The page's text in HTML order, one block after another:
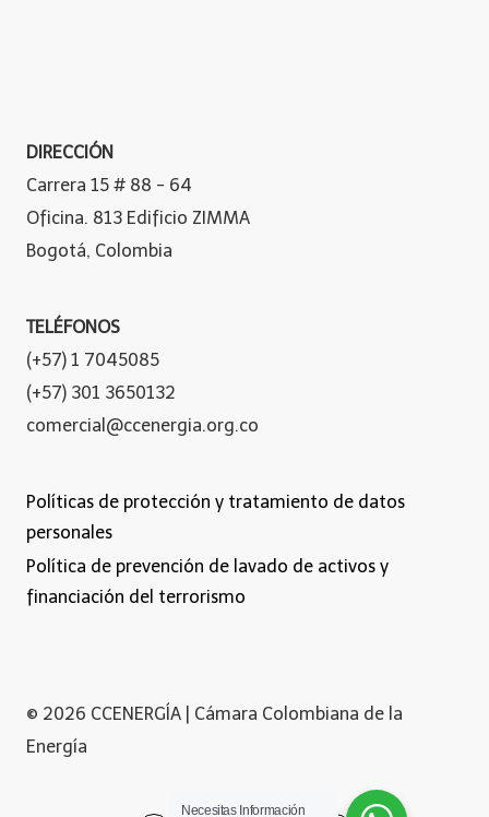
DIRECCIÓN
Carrera 15 # 88 - 64
Oficina. 813 Edificio ZIMMA
Bogotá, Colombia
TELÉFONOS
(+57) 1 7045085
(+57) 301 3650132
comercial@ccenergia.org.co
Políticas de protección y tratamiento de datos
personales
Política de prevención de lavado de activos y
financiación del terrorismo
© 2026 CCENERGÍA | Cámara Colombiana de la
Energía
Necesitas Información